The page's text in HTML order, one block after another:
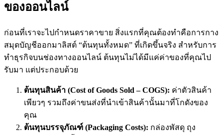
ของออนไลน์
ก่อนที่เราจะไปกำหนดราคาขาย สิ่งแรกที่คุณต้องทำคือการกาง
สมุดบัญชีออกมาลิสต์ “ต้นทุนทั้งหมด” ที่เกิดขึ้นจริง สำหรับการ
ทำธุรกิจบนช่องทางออนไลน์ ต้นทุนไม่ได้มีแค่ค่าของที่คุณไป
รับมา แต่ประกอบด้วย
ต้นทุนสินค้า (Cost of Goods Sold – COGS): ค่าตัวสินค้า
เพียวๆ รวมถึงค่าขนส่งที่นำเข้าสินค้านั้นมาที่โกดังของ
คุณ
ต้นทุนบรรจุภัณฑ์ (Packaging Costs): กล่องพัสดุ ถุง